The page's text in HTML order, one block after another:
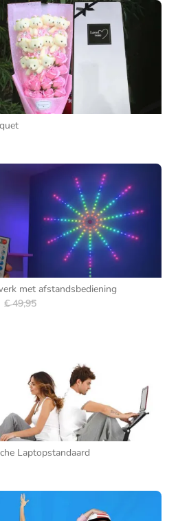
met afstandsbediening
€ 49,95
Laptopstandaard